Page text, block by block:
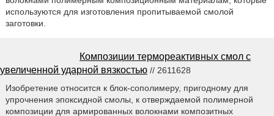
используются для изготовления пропитываемой смолой
заготовки.
Композиции термореактивных смол с
увеличенной ударной вязкостью // 2611628
Изобретение относится к блок-сополимеру, пригодному для
упрочнения эпоксидной смолы, к отверждаемой полимерной
композиции для армированных волокнами композитных